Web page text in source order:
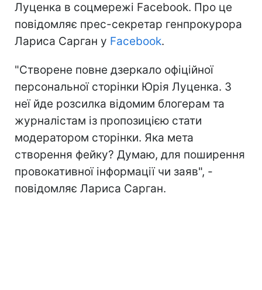
Луценка в соцмережі Facebook. Про це
повідомляє прес-секретар генпрокурора
Лариса Сарган у Facebook.
"Створене повне дзеркало офіційної
персональної сторінки Юрія Луценка. З
неї йде розсилка відомим блогерам та
журналістам із пропозицією стати
модератором сторінки. Яка мета
створення фейку? Думаю, для поширення
провокативної інформації чи заяв", -
повідомляє Лариса Сарган.